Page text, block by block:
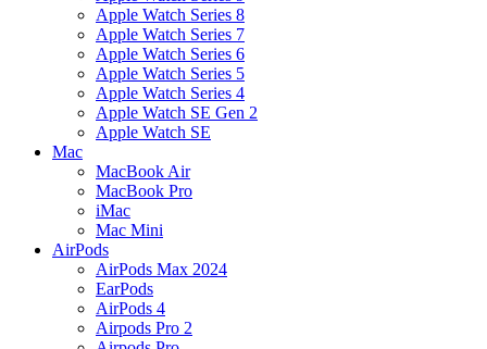
Apple Watch Series 8
Apple Watch Series 7
Apple Watch Series 6
Apple Watch Series 5
Apple Watch Series 4
Apple Watch SE Gen 2
Apple Watch SE
Mac
MacBook Air
MacBook Pro
iMac
Mac Mini
AirPods
AirPods Max 2024
EarPods
AirPods 4
Airpods Pro 2